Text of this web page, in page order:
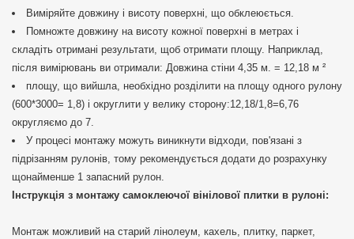
Виміряйте довжину і висоту поверхні, що обклеюється.
Помножте довжину на висоту кожної поверхні в метрах і
складіть отримані результати, щоб отримати площу. Наприклад,
після вимірювань ви отримали: Довжина стіни 4,35 м. = 12,18 м ²
площу, що вийшла, необхідно розділити на площу одного рулону
(600*3000= 1,8) і округлити у велику сторону:12,18/1,8=6,76
округляємо до 7.
У процесі монтажу можуть виникнути відходи, пов'язані з
підрізанням рулонів, тому рекомендується додати до розрахунку
щонайменше 1 запасний рулон.
Інструкція з монтажу самоклеючої вінілової плитки в рулоні:
Монтаж можливий на старий лінолеум, кахель, плитку, паркет,